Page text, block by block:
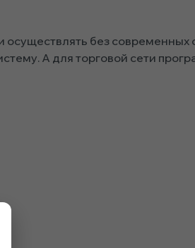
осуществлять без современных
А для торговой сети